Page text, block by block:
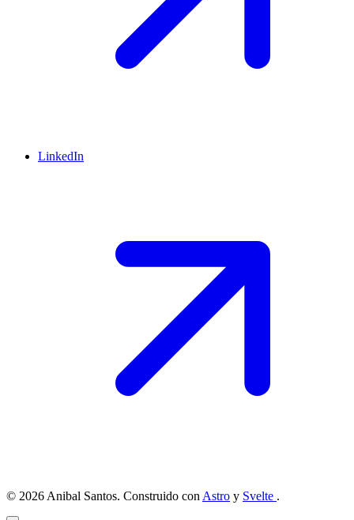
LinkedIn
© 2026 Anibal Santos. Construido con Astro y Svelte .